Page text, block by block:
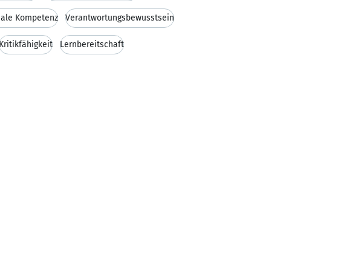
Kompetenz Verantwortungsbewusstsein
Lernbereitschaft